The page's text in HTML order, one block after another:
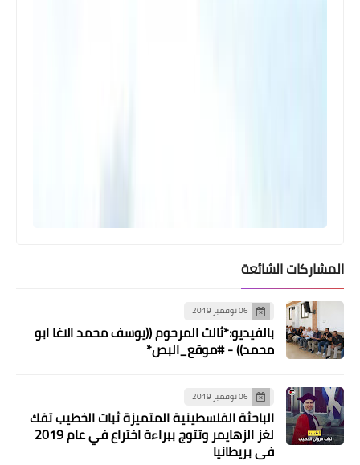
المشاركات الشائعة
06 نوفمبر 2019
بالفيديو:*ثالث المرحوم ((يوسف محمد الاغا ابو
محمد)) - #موقع_البص*
06 نوفمبر 2019
الباحثة الفلسطينية المتميزة ثبات الخطيب تفك
لغز الزهايمر وتتوج ببراءة اختراع في عام 2019
في بريطانيا